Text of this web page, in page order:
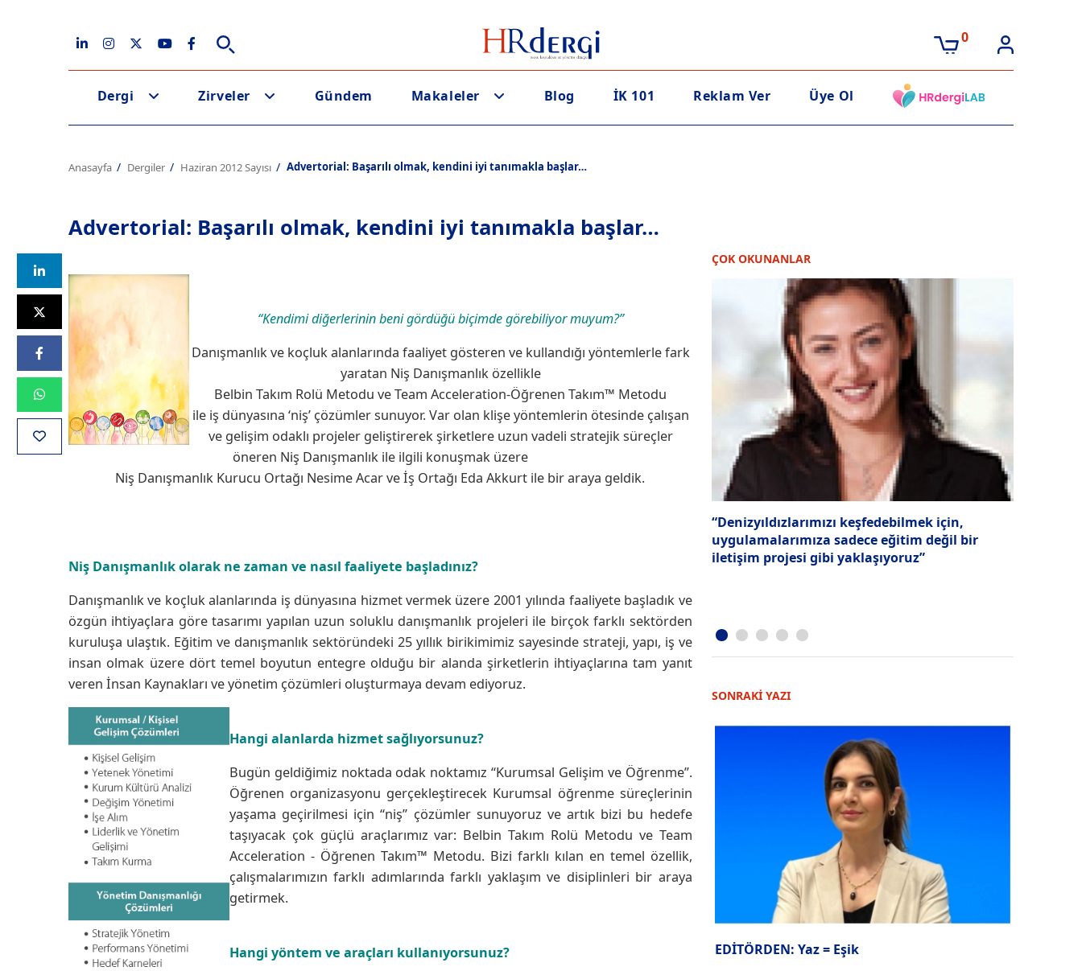
0
Dergi Zirveler Gündem Makaleler Blog İK 101 Reklam Ver Üye Ol
Anasayfa Dergiler Haziran 2012 Sayısı Advertorial: Başarılı olmak, kendini iyi tanımakla başlar…
Advertorial: Başarılı olmak, kendini iyi tanımakla başlar…
“Kendimi diğerlerinin beni gördüğü biçimde görebiliyor muyum?”
Danışmanlık ve koçluk alanlarında faaliyet gösteren ve kullandığı yöntemlerle fark
yaratan Niş Danışmanlık özellikle
Belbin Takım Rolü Metodu ve Team Acceleration-Öğrenen Takım™ Metodu
ile iş dünyasına ‘niş’ çözümler sunuyor. Var olan klişe yöntemlerin ötesinde çalışan
ve gelişim odaklı projeler geliştirerek şirketlere uzun vadeli stratejik süreçler
öneren Niş Danışmanlık ile ilgili konuşmak üzere
Niş Danışmanlık Kurucu Ortağı Nesime Acar ve İş Ortağı Eda Akkurt ile bir araya geldik.
Niş Danışmanlık olarak ne zaman ve nasıl faaliyete başladınız?
Danışmanlık ve koçluk alanlarında iş dünyasına hizmet vermek üzere 2001 yılında faaliyete başladık ve
özgün ihtiyaçlara göre tasarımı yapılan uzun soluklu danışmanlık projeleri ile birçok farklı sektörden
kuruluşa ulaştık. Eğitim ve danışmanlık sektöründeki 25 yıllık birikimimiz sayesinde strateji, yapı, iş ve
insan olmak üzere dört temel boyutun entegre olduğu bir alanda şirketlerin ihtiyaçlarına tam yanıt
veren İnsan Kaynakları ve yönetim çözümleri oluşturmaya devam ediyoruz.
Hangi alanlarda hizmet sağlıyorsunuz?
Bugün geldiğimiz noktada odak noktamız “Kurumsal Gelişim ve Öğrenme”.
Öğrenen organizasyonu gerçekleştirecek Kurumsal öğrenme süreçlerinin
yaşama geçirilmesi için “niş” çözümler sunuyoruz ve artık bizi bu hedefe
taşıyacak çok güçlü araçlarımız var: Belbin Takım Rolü Metodu ve Team
Acceleration - Öğrenen Takım™ Metodu. Bizi farklı kılan en temel özellik,
çalışmalarımızın farklı adımlarında farklı yaklaşım ve disiplinleri bir araya
getirmek.
Hangi yöntem ve araçları kullanıyorsunuz?
ÇOK OKUNANLAR
“Denizyıldızlarımızı keşfedebilmek için,
uygulamalarımıza sadece eğitim değil bir
iletişim projesi gibi yaklaşıyoruz”
SONRAKİ YAZI
EDİTÖRDEN: Yaz = Eşik